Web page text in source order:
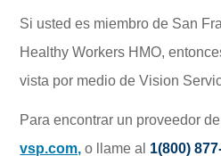
Si usted es miembro de San
Healthy Workers HMO,
vista por medio de Vision
Para encontrar un proveedor
vsp.com, o llame al 1(800)